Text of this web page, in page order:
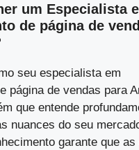
um Especialista
de página de
seu especialista em
página de vendas para
que entende
nuances do seu
garante que